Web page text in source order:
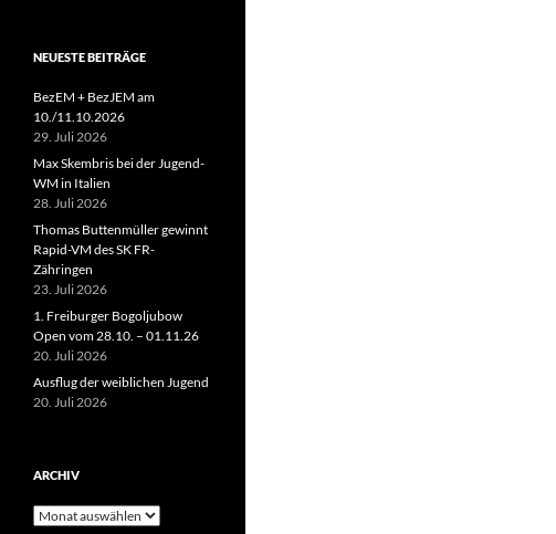
NEUESTE BEITRÄGE
BezEM + BezJEM am
10./11.10.2026
29. Juli 2026
Max Skembris bei der Jugend-
WM in Italien
28. Juli 2026
Thomas Buttenmüller gewinnt
Rapid-VM des SK FR-
Zähringen
23. Juli 2026
1. Freiburger Bogoljubow
Open vom 28.10. – 01.11.26
20. Juli 2026
Ausflug der weiblichen Jugend
20. Juli 2026
ARCHIV
Archiv